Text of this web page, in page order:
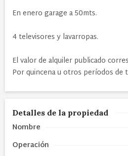
En enero garage a 50mts.
4 televisores y lavarropas.
El valor de alquiler publicado
Por quincena u otros períodos de
Detalles de la propiedad
Nombre
Operación